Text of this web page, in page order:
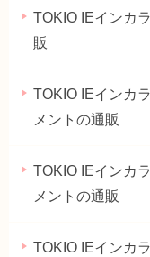
TOKIO IEインカ
販
TOKIO IEインカ
メントの通販
TOKIO IEインカ
メントの通販
TOKIO IEインカ